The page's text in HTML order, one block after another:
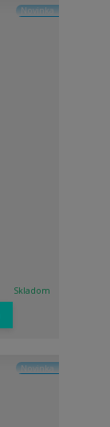
Novinka
Skladom
Novinka